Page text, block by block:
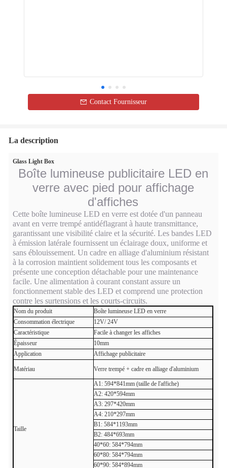
Contact Fournisseur
La description
Glass Light Box
Boîte lumineuse publicitaire LED en
verre avec pied pour affichage
d'affiches
Cette boîte lumineuse LED en verre est dotée d'un panneau
avant en verre trempé antidéflagrant à haute transmittance,
garantissant une visibilité claire et la sécurité. Les bandes LED
à émission latérale fournissent un éclairage doux, uniforme et
sans éblouissement. Un cadre en alliage d'aluminium résistant
à la corrosion maintient solidement tous les composants et
présente une conception détachable pour une maintenance
facile. Une alimentation à courant constant assure un
fonctionnement stable des LED et comprend une protection
contre les surtensions et les courts-circuits.
Nom du produit
Boîte lumineuse LED en verre
Consommation électrique
12V/ 24V
Caractéristique
Facile à changer les affiches
Épaisseur
10mm
Application
Affichage publicitaire
Matériau Verre trempé + cadre en alliage d'aluminium
Taille
A1: 594*841mm (taille de l'affiche)
A2: 420*594mm
A3: 297*420mm
A4: 210*297mm
B1: 584*1193mm
B2: 484*693mm
40*60: 584*794mm
60*80: 584*794mm
60*90: 584*894mm